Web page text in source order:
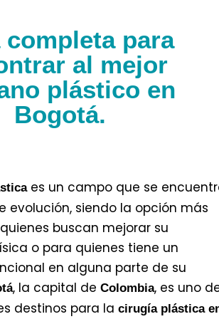
completa para
al mejor
plástico en
Bogotá.
es un campo que se
evolución, siendo la opción más
buscan mejorar su
o para quienes tiene un
en alguna parte de su
, la capital de Colombia, es uno
destinos para la cirugía plástica